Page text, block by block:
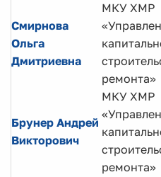
Смирнова
Ольга
Дмитриевна
МКУ ХМР
ремонта»
Брунер Андрей
Викторович
МКУ ХМР
ремонта»